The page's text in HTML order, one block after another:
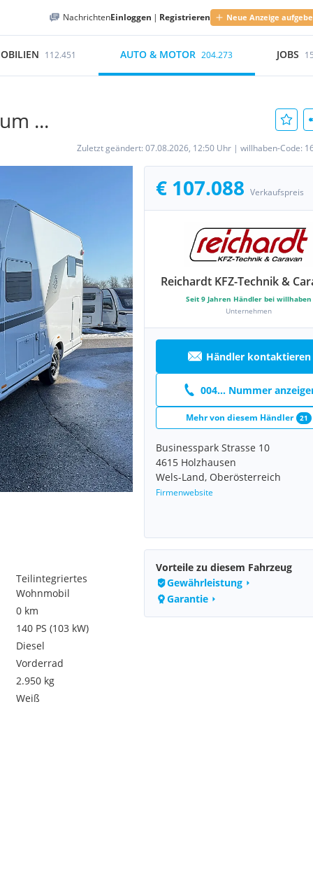
NachrichtenEinloggen | Registrieren Neue Anzeige
112.451 AUTO & MOTOR 204.273 JOBS
...
Zuletzt geändert: 07.08.2026, 12:50 Uhr | willhaben-Code:
€ 107.088 Verkaufspreis
Reichardt KFZ-Technik &
Seit 9 Jahren Händler bei willhaben
Unternehmen
Händler kontaktieren
004... Nummer
Mehr von diesem Händler 21
Businesspark Strasse 10
4615 Holzhausen
Wels-Land, Oberösterreich
Firmenwebsite
Teilintegriertes
Wohnmobil
0 km
140 PS (103 kW)
Diesel
Vorderrad
2.950 kg
Weiß
Vorteile zu diesem Fahrzeug
Gewährleistung
Garantie